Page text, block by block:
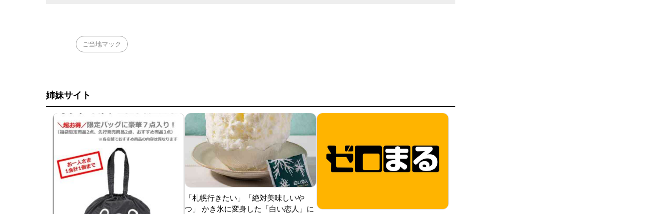
ご当地マック
姉妹サイト
「札幌行きたい」「絶対美味しいや
つ」 かき氷に変身した「白い恋人」に